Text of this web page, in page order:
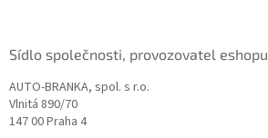
Sídlo společnosti, provozovatel eshopu
AUTO-BRANKA, spol. s r.o.
Vlnitá 890/70
147 00 Praha 4